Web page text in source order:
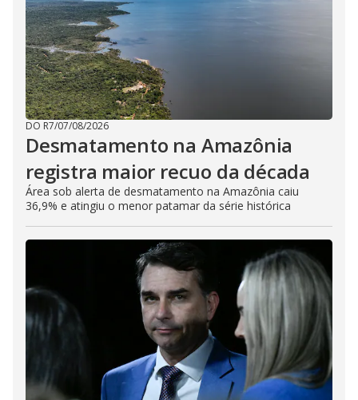
DO R7/07/08/2026
Desmatamento na Amazônia
registra maior recuo da década
Área sob alerta de desmatamento na Amazônia caiu
36,9% e atingiu o menor patamar da série histórica